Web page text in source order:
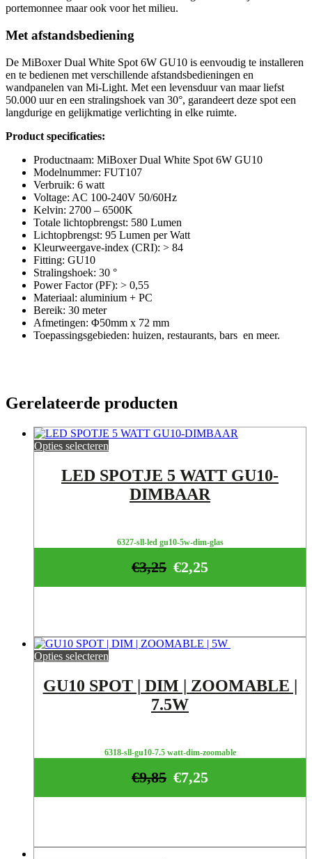
portemonnee maar ook voor het milieu.
Met afstandsbediening
De MiBoxer Dual White Spot 6W GU10 is eenvoudig te installeren
en te bedienen met verschillende afstandsbedieningen en
wandpanelen van Mi-Light. Met een levensduur van maar liefst
50.000 uur en een stralingshoek van 30°, garandeert deze spot een
langdurige en gelijkmatige verlichting in elke ruimte.
Product specificaties:
Productnaam: MiBoxer Dual White Spot 6W GU10
Modelnummer: FUT107
Verbruik: 6 watt
Voltage: AC 100-240V 50/60Hz
Kelvin: 2700 – 6500K
Totale lichtopbrengst: 580 Lumen
Lichtopbrengst: 95 Lumen per Watt
Kleurweergave-index (CRI): > 84
Fitting: GU10
Stralingshoek: 30 °
Power Factor (PF): > 0,55
Materiaal: aluminium + PC
Bereik: 30 meter
Afmetingen: Φ50mm x 72 mm
Toepassingsgebieden: huizen, restaurants, bars en meer.
Gerelateerde producten
Opties selecteren
LED SPOTJE 5 WATT GU10-
DIMBAAR
6327-sll-led gu10-5w-dim-glas
€2,25
€3,25
Opties selecteren
GU10 SPOT | DIM | ZOOMABLE |
7.5W
6318-sll-gu10-7.5 watt-dim-zoomable
€7,25
€9,85